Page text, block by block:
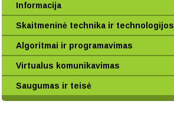
Informacija
Skaitmeninė technika ir technologijos
Algoritmai ir programavimas
Virtualus komunikavimas
Saugumas ir teisė